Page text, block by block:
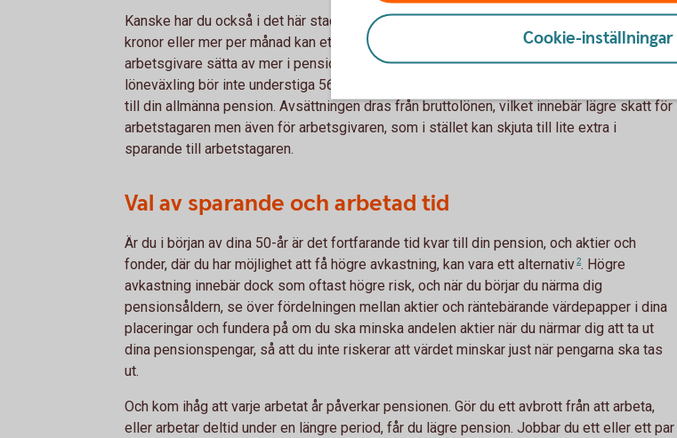
Kanske har du också i det här stadiet av din karriär kommit upp i lön. Tjänar du runt 56 000
kronor eller mer per månad kan ett alternativ vara att löneväxla, det vill säga att låta din
arbetsgivare sätta av mer i pension i utbyte mot mindre lön. Din bruttolön efter
löneväxling bör inte understiga 56 100 kronor per månad, då går du miste om avsättning
till din allmänna pension. Avsättningen dras från bruttolönen, vilket innebär lägre skatt för
arbetstagaren men även för arbetsgivaren, som i stället kan skjuta till lite extra i
sparande till arbetstagaren.
Val av sparande och arbetad tid
Är du i början av dina 50-år är det fortfarande tid kvar till din pension, och aktier och
fonder, där du har möjlighet att få högre avkastning, kan vara ett alternativ 2. Högre
avkastning innebär dock som oftast högre risk, och när du börjar du närma dig
pensionsåldern, se över fördelningen mellan aktier och räntebärande värdepapper i dina
placeringar och fundera på om du ska minska andelen aktier när du närmar dig att ta ut
dina pensionspengar, så att du inte riskerar att värdet minskar just när pengarna ska tas
ut.
Och kom ihåg att varje arbetat år påverkar pensionen. Gör du ett avbrott från att arbeta,
eller arbetar deltid under en längre period, får du lägre pension. Jobbar du ett eller ett par
Cookie-inställningar